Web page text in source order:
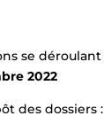
se déroulant
2022
des dossiers :